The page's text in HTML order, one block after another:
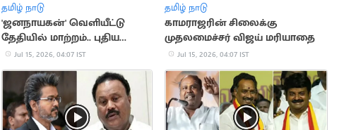
தமிழ் நாடு
'ஜனநாயகன்' வெளியீட்டு
தேதியில் மாற்றம்.. புதிய
தகவல்
Jul 15, 2026, 04:07 IST
தமிழ் நாடு
காமராஜரின் சிலைக்கு
முதலமைச்சர் விஜய் மரியாதை
Jul 15, 2026, 04:07 IST